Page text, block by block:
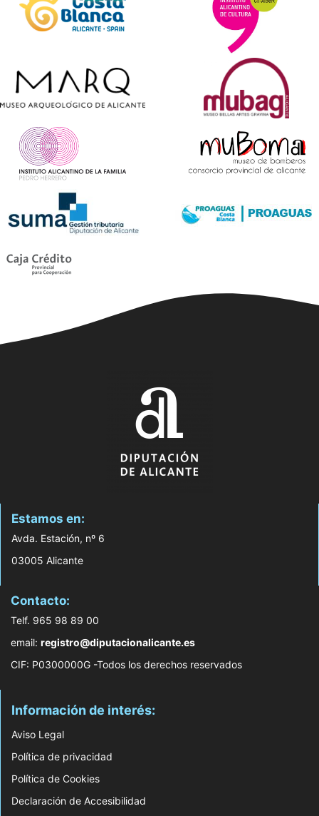
Estamos en:
Avda. Estación, nº 6
03005 Alicante
Contacto:
Telf. 965 98 89 00
email: registro@diputacionalicante.es
CIF: P0300000G -Todos los derechos reservados
Información de interés:
Aviso Legal
Política de privacidad
Política de Cookies
Declaración de Accesibilidad